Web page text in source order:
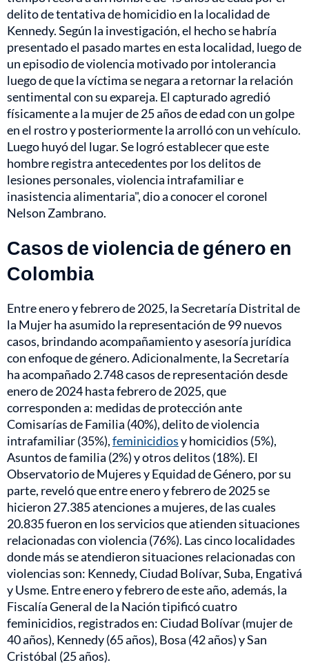
delito de tentativa de homicidio en la localidad de
Kennedy. Según la investigación, el hecho se habría
presentado el pasado martes en esta localidad, luego de
un episodio de violencia motivado por intolerancia
luego de que la víctima se negara a retornar la relación
sentimental con su expareja. El capturado agredió
físicamente a la mujer de 25 años de edad con un golpe
en el rostro y posteriormente la arrolló con un vehículo.
Luego huyó del lugar. Se logró establecer que este
hombre registra antecedentes por los delitos de
lesiones personales, violencia intrafamiliar e
inasistencia alimentaria", dio a conocer el coronel
Nelson Zambrano.
Casos de violencia de género en
Colombia
Entre enero y febrero de 2025, la Secretaría Distrital de
la Mujer ha asumido la representación de 99 nuevos
casos, brindando acompañamiento y asesoría jurídica
con enfoque de género. Adicionalmente, la Secretaría
ha acompañado 2.748 casos de representación desde
enero de 2024 hasta febrero de 2025, que
corresponden a: medidas de protección ante
Comisarías de Familia (40%), delito de violencia
intrafamiliar (35%),feminicidiosy homicidios (5%),
Asuntos de familia (2%) y otros delitos (18%). El
Observatorio de Mujeres y Equidad de Género, por su
parte, reveló que entre enero y febrero de 2025 se
hicieron 27.385 atenciones a mujeres, de las cuales
20.835 fueron en los servicios que atienden situaciones
relacionadas con violencia (76%). Las cinco localidades
donde más se atendieron situaciones relacionadas con
violencias son: Kennedy, Ciudad Bolívar, Suba, Engativá
y Usme. Entre enero y febrero de este año, además, la
Fiscalía General de la Nación tipificó cuatro
feminicidios, registrados en: Ciudad Bolívar (mujer de
40 años), Kennedy (65 años), Bosa (42 años) y San
Cristóbal (25 años).